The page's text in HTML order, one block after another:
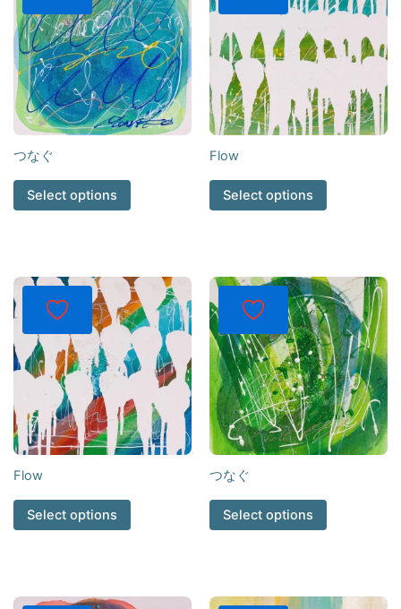
つなぐ
Select options
Flow
Select options
Flow
Select options
つなぐ
Select options